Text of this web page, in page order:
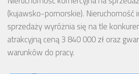
(kujawsko-pomorskie). Nieruchomość
sprzedaży wyróżnia się na tle
atrakcyjną ceną 3 840 000 zł oraz
warunków do pracy.